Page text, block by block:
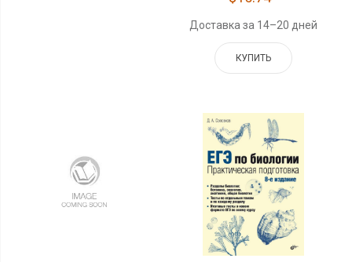
Доставка за 14–20 дней
КУПИТЬ